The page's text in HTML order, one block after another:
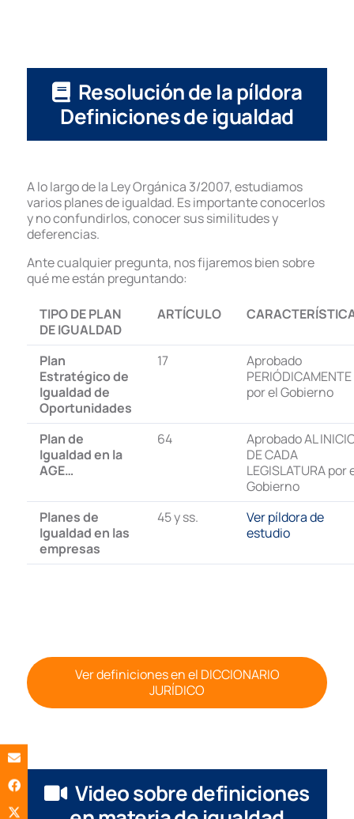
Resolución de la píldora
Definiciones de igualdad
A lo largo de la Ley Orgánica 3/2007, estudiamos
varios planes de igualdad. Es importante conocerlos
y no confundirlos, conocer sus similitudes y
deferencias.
Ante cualquier pregunta, nos fijaremos bien sobre
qué me están preguntando:
TIPO DE PLAN
DE IGUALDAD
ARTÍCULO
Plan
Estratégico de
Igualdad de
Oportunidades
17
Aprobado
PERIÓDICAMENTE
por el Gobierno
Plan de
Igualdad en la
AGE…
64
Aprobado AL
DE CADA
LEGISLATURA por
Gobierno
Planes de
Igualdad en las
empresas
45 y ss.
Ver píldora de
estudio
Ver definiciones en el DICCIONARIO
JURÍDICO
Video sobre definiciones